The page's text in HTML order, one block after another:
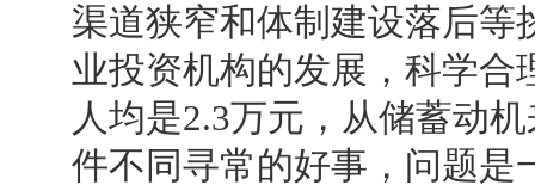
渠道狭窄和体制建设落后等
业投资机构的发展，科学合
人均是2.3万元，从储蓄动
件不同寻常的好事，问题是